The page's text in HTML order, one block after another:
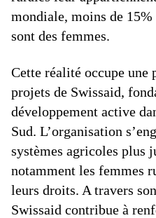
mondiale, moins de
sont des femmes.
Cette réalité occupe une
projets de Swissaid,
développement active
Sud. L’organisation
systèmes agricoles plus
notamment les femmes
leurs droits. A travers
Swissaid contribue à